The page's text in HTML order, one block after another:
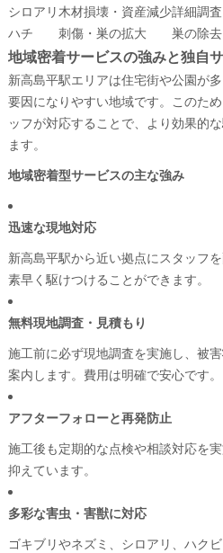
シロアリ 木材損壊・資産減少詳細調
ハチ
刺傷・巣の拡大 巣の除
地域密着サービスの強みと独自
新高島平駅エリアは住宅街や公園が
要因になりやすい地域です。このた
ッフが対応することで、より効果的
ます。
地域密着型サービスの主な強み
迅速な現地対応
新高島平駅から近い拠点にスタッフ
素早く駆けつけることができます。
無料現地調査・見積もり
施工前に必ず現地調査を実施し、被
案内します。費用は明確で安心です。
アフターフォローと再発防止
施工後も定期的な点検や相談対応を
抑えています。
多彩な害虫・害獣に対応
ゴキブリやネズミ、シロアリ、ハク